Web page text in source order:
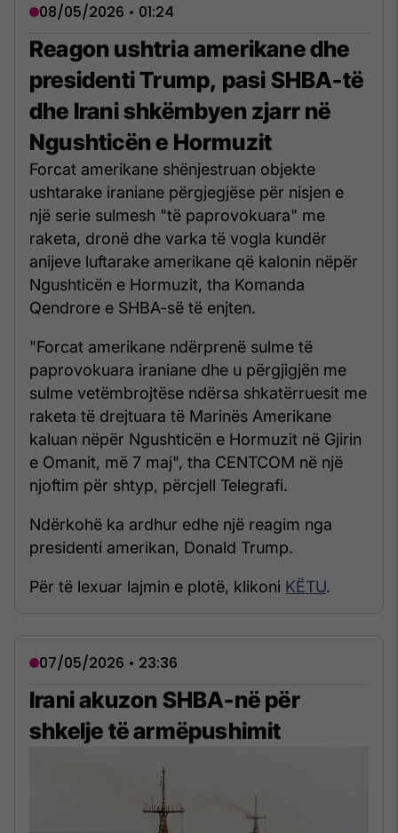
08/05/2026 • 01:24
Reagon ushtria amerikane dhe
presidenti Trump, pasi SHBA-të
dhe Irani shkëmbyen zjarr në
Ngushticën e Hormuzit
Forcat amerikane shënjestruan objekte
ushtarake iraniane përgjegjëse për nisjen e
një serie sulmesh "të paprovokuara" me
raketa, dronë dhe varka të vogla kundër
anijeve luftarake amerikane që kalonin nëpër
Ngushticën e Hormuzit, tha Komanda
Qendrore e SHBA-së të enjten.
"Forcat amerikane ndërprenë sulme të
paprovokuara iraniane dhe u përgjigjën me
sulme vetëmbrojtëse ndërsa shkatërruesit me
raketa të drejtuara të Marinës Amerikane
kaluan nëpër Ngushticën e Hormuzit në Gjirin
e Omanit, më 7 maj", tha CENTCOM në një
njoftim për shtyp, përcjell Telegrafi.
Ndërkohë ka ardhur edhe një reagim nga
presidenti amerikan, Donald Trump.
Për të lexuar lajmin e plotë, klikoni KËTU.
07/05/2026 • 23:36
Irani akuzon SHBA-në për
shkelje të armëpushimit